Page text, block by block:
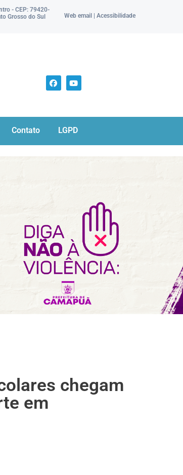
- CEP: 79420-
Grosso do Sul
Web email | Acessibilidade
Contato LGPD
chegam
em